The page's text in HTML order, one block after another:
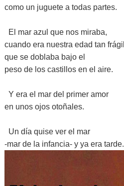
como un juguete a todas partes.
El mar azul que nos miraba,
cuando era nuestra edad tan frágil
que se doblaba bajo el
peso de los castillos en el aire.
Y era el mar del primer amor
en unos ojos otoñales.
Un día quise ver el mar
-mar de la infancia- y ya era tarde.